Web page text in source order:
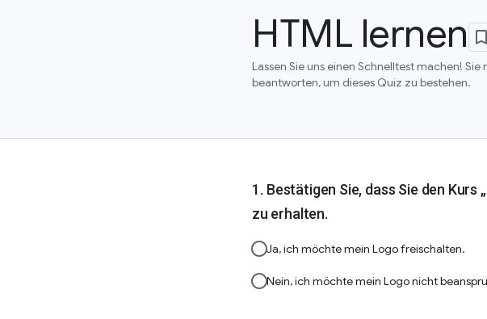
HTML lernen
Lassen Sie uns einen Schnelltest machen!
beantworten, um dieses Quiz zu bestehen.
Bestätigen Sie, dass Sie den Kurs
zu erhalten.
Ja, ich möchte mein Logo freischalten.
Nein, ich möchte mein Logo nicht